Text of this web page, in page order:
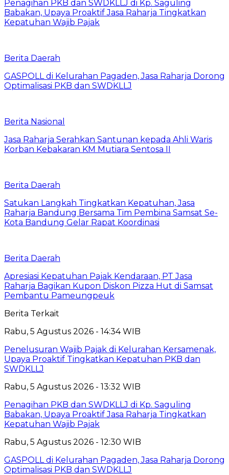
Penagihan PKB dan SWDKLLJ di Kp. Saguling
Babakan, Upaya Proaktif Jasa Raharja Tingkatkan
Kepatuhan Wajib Pajak
Berita Daerah
GASPOLL di Kelurahan Pagaden, Jasa Raharja Dorong
Optimalisasi PKB dan SWDKLLJ
Berita Nasional
Jasa Raharja Serahkan Santunan kepada Ahli Waris
Korban Kebakaran KM Mutiara Sentosa II
Berita Daerah
Satukan Langkah Tingkatkan Kepatuhan, Jasa
Raharja Bandung Bersama Tim Pembina Samsat Se-
Kota Bandung Gelar Rapat Koordinasi
Berita Daerah
Apresiasi Kepatuhan Pajak Kendaraan, PT Jasa
Raharja Bagikan Kupon Diskon Pizza Hut di Samsat
Pembantu Pameungpeuk
Berita Terkait
Rabu, 5 Agustus 2026 - 14:34 WIB
Penelusuran Wajib Pajak di Kelurahan Kersamenak,
Upaya Proaktif Tingkatkan Kepatuhan PKB dan
SWDKLLJ
Rabu, 5 Agustus 2026 - 13:32 WIB
Penagihan PKB dan SWDKLLJ di Kp. Saguling
Babakan, Upaya Proaktif Jasa Raharja Tingkatkan
Kepatuhan Wajib Pajak
Rabu, 5 Agustus 2026 - 12:30 WIB
GASPOLL di Kelurahan Pagaden, Jasa Raharja Dorong
Optimalisasi PKB dan SWDKLLJ